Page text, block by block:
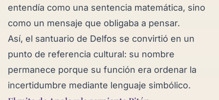
entendía como una sentencia matemática, sino
como un mensaje que obligaba a pensar.
Así, el santuario de Delfos se convirtió en un
punto de referencia cultural: su nombre
permanece porque su función era ordenar la
incertidumbre mediante lenguaje simbólico.